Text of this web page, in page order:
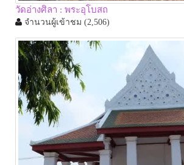
วัดอ่างศิลา : พระอุโบสถ
จำนวนผู้เข้าชม (2,506)